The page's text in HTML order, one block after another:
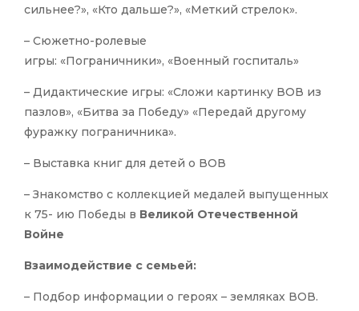
сильнее?», «Кто дальше?», «Меткий стрелок».
– Сюжетно-ролевые
игры: «Пограничники», «Военный госпиталь»
– Дидактические игры: «Сложи картинку ВОВ из
пазлов», «Битва за Победу» «Передай другому
фуражку пограничника».
– Выставка книг для детей о ВОВ
– Знакомство с коллекцией медалей выпущенных
к 75- ию Победы в Великой Отечественной
Войне
Взаимодействие с семьей:
– Подбор информации о героях – земляках ВОВ.